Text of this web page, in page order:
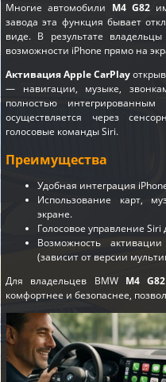
Многие автомобили M4 G82
завода эта функция бывает
виде. В результате
возможности iPhone прямо на
Активация Apple CarPlay
— навигации, музыке,
полностью
осуществляется через
голосовые команды Siri.
Преимущества
Удобная интеграция
Использование карт,
экране.
Голосовое управление
Возможность
(зависит от версии
Для владельцев BMW M4 G82
комфортнее и безопаснее,